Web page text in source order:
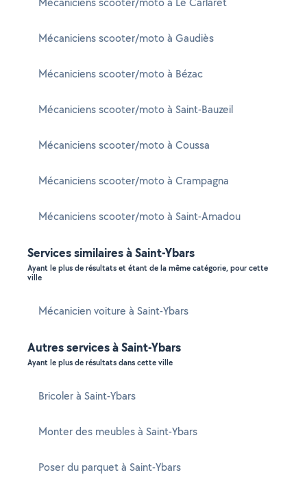
Mécaniciens scooter/moto à Gaudiès
Mécaniciens scooter/moto à Bézac
Mécaniciens scooter/moto à Saint-Bauzeil
Mécaniciens scooter/moto à Coussa
Mécaniciens scooter/moto à Crampagna
Mécaniciens scooter/moto à Saint-Amadou
Services similaires à Saint-Ybars
Ayant le plus de résultats et étant de la même catégorie, pour cette
ville
Mécanicien voiture à Saint-Ybars
Autres services à Saint-Ybars
Ayant le plus de résultats dans cette ville
Bricoler à Saint-Ybars
Monter des meubles à Saint-Ybars
Poser du parquet à Saint-Ybars